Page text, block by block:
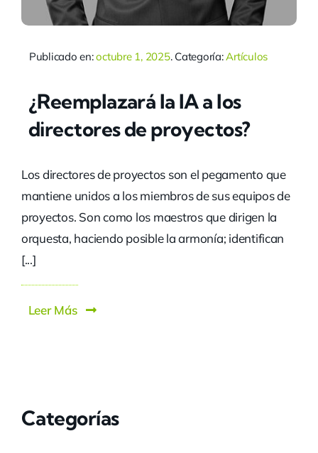
Publicado en:octubre 1, 2025. Categoría:Artículos
¿Reemplazará la IA a los
directores de proyectos?
Los directores de proyectos son el pegamento que
mantiene unidos a los miembros de sus equipos de
proyectos. Son como los maestros que dirigen la
orquesta, haciendo posible la armonía; identifican
[...]
Leer Más
Categorías